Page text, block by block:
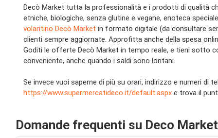
Decò Market tutta la professionalità e i prodotti di qualità
etniche, biologiche, senza glutine e vegane, enoteca
volantino Decò Market in formato digitale (da consultare
clienti sempre aggiornate. Approfitta anche della spesa
Goditi le offerte Decò Market in tempo reale, e tieni sotto
conveniente, anche quando i saldi sono lontani.
Se invece vuoi saperne di più su orari, indirizzo e numeri
https://www.supermercatideco.it/default.aspx e trova il
Domande frequenti su Deco Market